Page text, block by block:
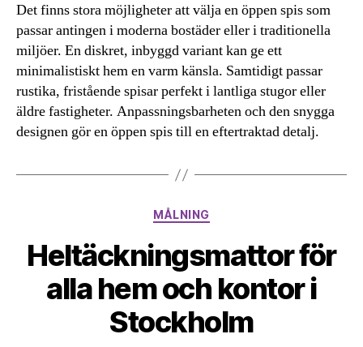
Det finns stora möjligheter att välja en öppen spis som
passar antingen i moderna bostäder eller i traditionella
miljöer. En diskret, inbyggd variant kan ge ett
minimalistiskt hem en varm känsla. Samtidigt passar
rustika, fristående spisar perfekt i lantliga stugor eller
äldre fastigheter. Anpassningsbarheten och den snygga
designen gör en öppen spis till en eftertraktad detalj.
Kategorier
MÅLNING
Heltäckningsmattor för
alla hem och kontor i
Stockholm